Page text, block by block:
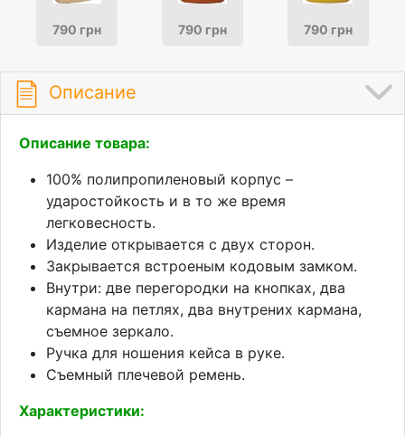
790 грн 790 грн 790 грн
Описание
Описание товара:
100% полипропиленовый корпус –
ударостойкость и в то же время
легковесность.
Изделие открывается с двух сторон.
Закрывается встроеным кодовым замком.
Внутри: две перегородки на кнопках, два
кармана на петлях, два внутрених кармана,
съемное зеркало.
Ручка для ношения кейса в руке.
Съемный плечевой ремень.
Характеристики: